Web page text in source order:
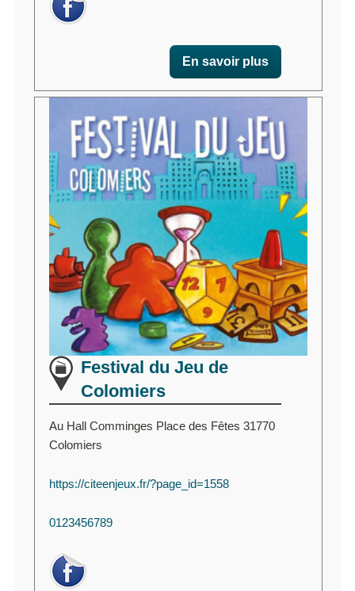
En savoir plus
Festival du Jeu de
Colomiers
Au Hall Comminges Place des Fêtes 31770
Colomiers
https://citeenjeux.fr/?page_id=1558
0123456789